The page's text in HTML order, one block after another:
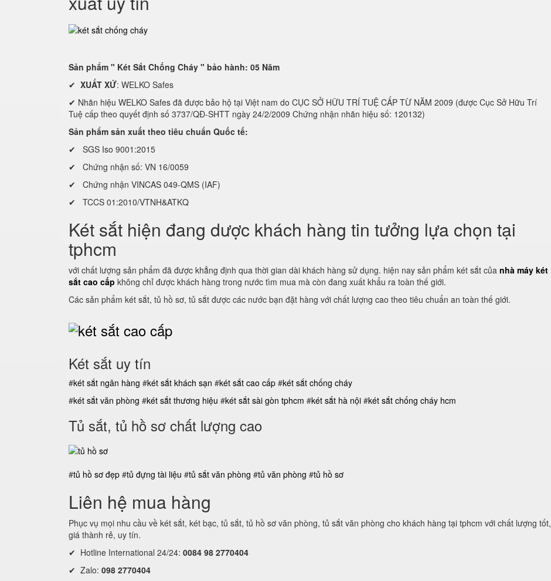
Sản phẩm " Két Sắt Chống Cháy " bảo hành: 05 Năm
✔ XUẤT XỨ: WELKO Safes
✔ Nhãn hiệu WELKO Safes đã được bảo hộ tại Việt nam do CỤC SỞ HỮU TRÍ TUỆ CẤP TỪ NĂM 2009 (được Cục Sở Hữu Trí
Tuệ cấp theo quyết định số 3737/QĐ-SHTT ngày 24/2/2009 Chứng nhận nhãn hiệu số: 120132)
Sản phẩm sản xuất theo tiêu chuẩn Quốc tế:
✔ SGS Iso 9001:2015
✔ Chứng nhận số: VN 16/0059
✔ Chứng nhận VINCAS 049-QMS (IAF)
✔ TCCS 01:2010/VTNH&ATKQ
Két sắt hiện đang dược khách hàng tin tưởng lựa chọn tại
tphcm
với chất lượng sản phẩm đã được khẳng định qua thời gian dài khách hàng sử dụng. hiện nay sản phẩm két sắt của nhà máy két
sắt cao cấp không chỉ được khách hàng trong nước tìm mua mà còn đang xuất khẩu ra toàn thế giới.
Các sản phẩm két sắt, tủ hồ sơ, tủ sắt được các nước bạn đặt hàng với chất lượng cao theo tiêu chuẩn an toàn thế giới.
Két sắt uy tín
#két sắt ngân hàng #két sắt khách sạn #két sắt cao cấp #két sắt chống cháy
#két sắt văn phòng #két sắt thương hiệu #két sắt sài gòn tphcm #két sắt hà nội #két sắt chống cháy hcm
Tủ sắt, tủ hồ sơ chất lượng cao
#tủ hồ sơ đẹp #tủ đựng tài liệu #tủ sắt văn phòng #tủ văn phòng #tủ hồ sơ
Liên hệ mua hàng
Phục vụ mọi nhu cầu về két sắt, két bạc, tủ sắt, tủ hồ sơ văn phòng, tủ sắt văn phòng cho khách hàng tại tphcm với chất lượng tốt,
giá thành rẻ, uy tín.
✔ Hotline International 24/24: 0084 98 2770404
✔ Zalo: 098 2770404